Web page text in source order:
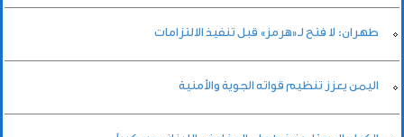
طهران: لا فتح لـ«هرمز» قبل تنفيذ الالتزامات
اليمن يعزز تنظيم قواته الجوية والأمنية